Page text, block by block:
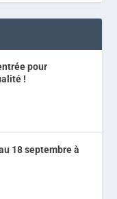
pour
!
18 septembre à